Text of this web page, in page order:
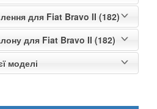
для Fiat Bravo II (182)
для Fiat Bravo II (182)
моделі